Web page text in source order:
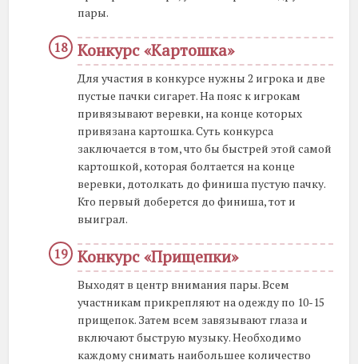
пары.
Конкурс «Картошка»
Для участия в конкурсе нужны 2 игрока и две
пустые пачки сигарет. На пояс к игрокам
привязывают веревки, на конце которых
привязана картошка. Суть конкурса
заключается в том, что бы быстрей этой самой
картошкой, которая болтается на конце
веревки, дотолкать до финиша пустую пачку.
Кто первый доберется до финиша, тот и
выиграл.
Конкурс «Прищепки»
Выходят в центр внимания пары. Всем
участникам прикрепляют на одежду по 10-15
прищепок. Затем всем завязывают глаза и
включают быструю музыку. Необходимо
каждому снимать наибольшее количество